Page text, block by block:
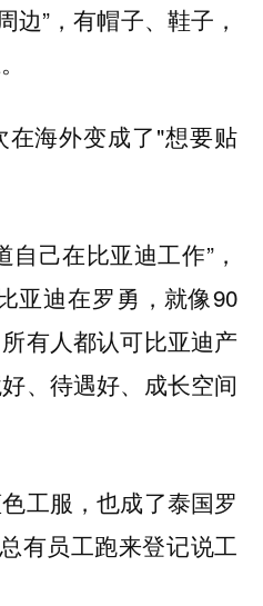
边”，有帽子、鞋子，
海外变成了"想要贴
己在比亚迪工作”，
亚迪在罗勇，就像90
有人都认可比亚迪产
、待遇好、成长空间
工服，也成了泰国罗
有员工跑来登记说工